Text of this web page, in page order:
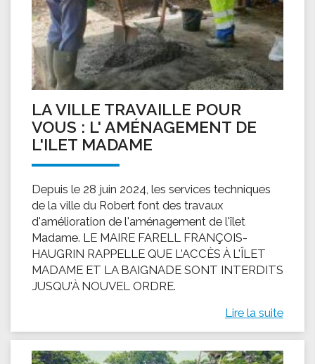
LA VILLE TRAVAILLE POUR
VOUS : L' AMÉNAGEMENT DE
L'ILET MADAME
Depuis le 28 juin 2024, les services techniques
de la ville du Robert font des travaux
d'amélioration de l'aménagement de l'îlet
Madame. LE MAIRE FARELL FRANÇOIS-
HAUGRIN RAPPELLE QUE L'ACCÈS À L'ÎLET
MADAME ET LA BAIGNADE SONT INTERDITS
JUSQU'À NOUVEL ORDRE.
Lire la suite